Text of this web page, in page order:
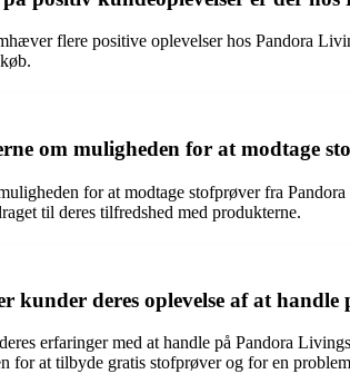
flere positive oplevelser hos Pandora
om muligheden for at modtage
for at modtage stofprøver fra
til deres tilfredshed med produkterne.
kunder deres oplevelse af at
erfaringer med at handle på Pandora
for at tilbyde gratis stofprøver og for en